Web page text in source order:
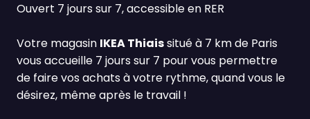
Ouvert 7 jours sur 7, accessible en RER
Votre magasin IKEA Thiaissitué à 7 km de Paris
vous accueille 7 jours sur 7 pour vous permettre
de faire vos achats à votre rythme, quand vous le
désirez, même après le travail !